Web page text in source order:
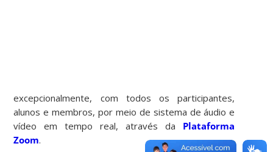
excepcionalmente, com todos os participantes,
alunos e membros, por meio de sistema de áudio e
vídeo em tempo real, através da Plataforma
Zoom.